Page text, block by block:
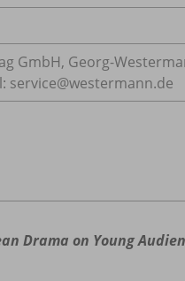
GmbH, Georg-
service@westermann.de
Drama on Young